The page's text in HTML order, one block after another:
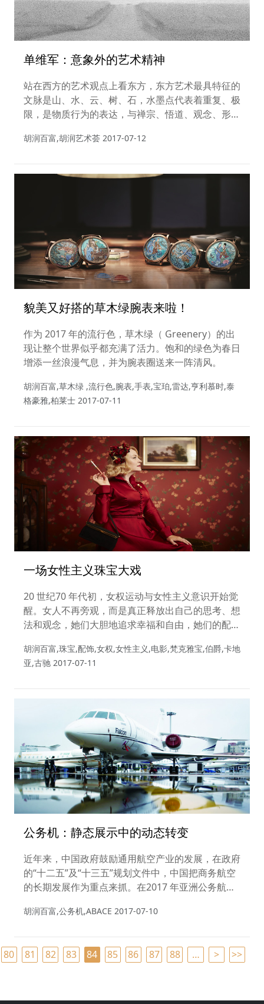
单维军：意象外的艺术精神
站在西方的艺术观点上看东方，东方艺术最具特征的
文脉是山、水、云、树、石，水墨点代表着重复、极
限，是物质行为的表达，与禅宗、悟道、观念、形式
想。
胡润百富,胡润艺术荟 2017-07-12
貌美又好搭的草木绿腕表来啦！
作为 2017 年的流行色，草木绿（ Greenery）的出
现让整个世界似乎都充满了活力。饱和的绿色为春日
增添一丝浪漫气息，并为腕表圈送来一阵清风。
胡润百富,草木绿 ,流行色,腕表,手表,宝珀,雷达,亨利慕时,泰
格豪雅,柏莱士 2017-07-11
一场女性主义珠宝大戏
20 世纪70 年代初，女权运动与女性主义意识开始觉
醒。女人不再旁观，而是真正释放出自己的思考、想
法和观念，她们大胆地追求幸福和自由，她们的配饰
胡润百富,珠宝,配饰,女权,女性主义,电影,梵克雅宝,伯爵,卡地
亚,古驰 2017-07-11
公务机：静态展示中的动态转变
近年来，中国政府鼓励通用航空产业的发展，在政府
的“十二五”及“十三五”规划文件中，中国把商务航空
的长期发展作为重点来抓。在2017 年亚洲公务航空
系公务机、共享胡润研究院发布的权威数据、对话全
空业“拨开云雾，渐见青天”的动态转变。
胡润百富,公务机,ABACE 2017-07-10
80 81 82 83 84 85 86 87 88 … > >>